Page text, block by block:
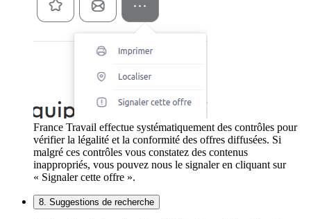
France Travail effectue systématiquement des contrôles pour
vérifier la légalité et la conformité des offres diffusées. Si
malgré ces contrôles vous constatez des contenus
inappropriés, vous pouvez nous le signaler en cliquant sur
« Signaler cette offre ».
8. Suggestions de recherche